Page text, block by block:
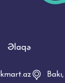
Əlaqə